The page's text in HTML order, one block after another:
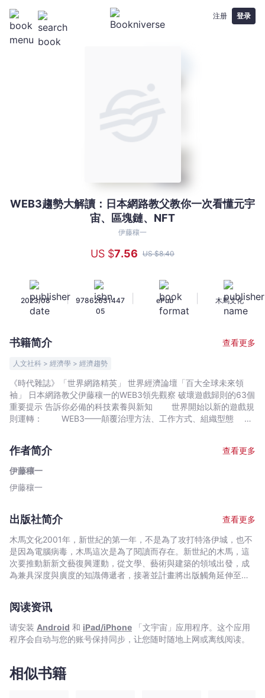
注册 登录
WEB3
教
父
你
一
次
懂
宇
宙、
塊
NFT
-
伊
穰
-
文
宙
WEB3趨勢大解讀：日本網路教父教你一次看懂元宇
宙、區塊鏈、NFT
伊藤穰一
US $7.56 US $8.40
2023/08 |
97862631447
05
ePub 木馬文化
书籍简介 查看更多
人文社科 > 經濟學 > 經濟趨勢
《時代雜誌》「世界網路精英」 世界經濟論壇「百大全球未來領
袖」 日本網路教父伊藤穰一的WEB3領先觀察 破壞遊戲歸則的63個
重要提示 告訴你必備的科技素養與新知 世界開始以新的遊戲規
則運轉： WEB3——顛覆治理方法、工作方式、組織型態
些既有的觀念： 區塊鏈技術將弱化「學歷至上主義」。跟名校
的畢業證書相比，如果能夠明確記錄過去的履歷，並且以無法刪
除、修改的區塊鏈來取代履歷表，那麼就能更深入、更正確地傳達
個人的能力與資質。無論是在學校專修哪些科目、參與哪些活動，
就……隨著WEB3技術被廣泛運用，將進入可以靠區塊鏈蒐集其所有
履歷來衡量個人能力與資質的時代。 介紹新技術的演進過程與
特色： 從人們利用網路的方式來看，WEB 1.0時代，連結資訊
發送者與接收者的入口網站為主流，屬於單向的訊息傳遞，WEB
2.0時代則是以用戶為中心的雙向網路空間，任何人都可以書寫自己
的意見，分享體驗，社群媒體與社群網路服務大行其道。而入口網
得人們在網路上的活動（交易）透明化，不能刪改，因此用戶不再
說明加密經濟模式如何創造更多價值： NFT最大的優勢就
是創作者能夠自主管理、交易自己的作品。記錄在區塊鏈的交易紀
二的真品。在NFT市場上，當買家購買了某位藝術家的作品，首先
藝術家能從中直接獲取收入，不再被收取仲介費、展場場地費。其
作者简介
查看更多
伊藤穰一
伊藤穰一
出版社简介
查看更多
木馬文化2001年，新世紀的第一年，不是為了攻打特洛伊城，也不
是因為電腦病毒，木馬這次是為了閱讀而存在。新世紀的木馬，這
次要推動新新文藝復興運動，從文學、藝術與建築的領域出發，成
為兼具深度與廣度的知識傳遞者，接著並計畫將出版觸角延伸至百
阅读资讯
请安装 Android 和 iPad/iPhone 「文宇宙」应用程序。这个应用
程序会自动与您的账号保持同步，让您随时随地上网或离线阅读。
相似书籍